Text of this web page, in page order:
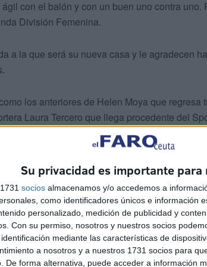
Su privacidad es importante
socios almacenamos y/o accedemos a
como identificadores únicos e información
personalizado, medición de publicidad y
Con su permiso, nosotros y nuestros socios
mediante las características de
a nosotros y a nuestros 1731 socios para
De forma alternativa, puede acceder a información
con el balón y con un buen uno contra uno.
División Femenina.
a la que será su nueva casa y le agradecen
los anteriores de Helen Moya que regresa
Laura Tercero que llega procedente del
técnico también siguen en el equipo Yasmina
y las uruguayas Fatima Villar y Maura Scaletti